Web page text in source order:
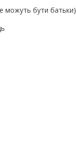
можуть бути батьки)